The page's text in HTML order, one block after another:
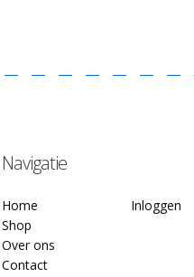
Navigatie
Home
Shop
Over ons
Contact
Inloggen